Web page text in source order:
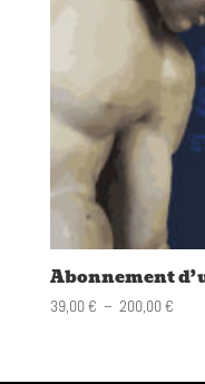
Abonnement
39,00€ – 200,00€Plage